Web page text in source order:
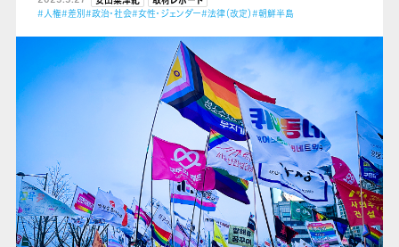
#人権#差別#政治・社会#女性・ジェンダー#法律（改定）#朝鮮半島